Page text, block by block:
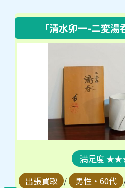
「清水卯一-二変湯
出張買取 / 男性・60代